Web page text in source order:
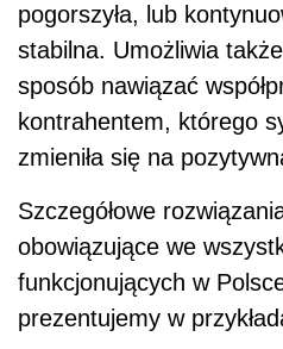
pogorszyła, lub
stabilna. Umożliwia
sposób nawiązać
kontrahentem, którego
zmieniła się na
Szczegółowe
obowiązujące we
funkcjonujących w
prezentujemy w